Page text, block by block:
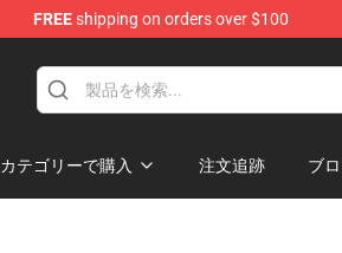
FREEshipping on orders over $100
カテゴリーで購入 注文追跡 ブ